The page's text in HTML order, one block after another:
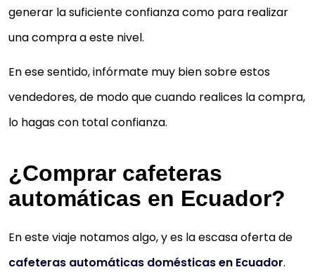
generar la suficiente confianza como para realizar
una compra a este nivel.
En ese sentido, infórmate muy bien sobre estos
vendedores, de modo que cuando realices la compra,
lo hagas con total confianza.
¿Comprar cafeteras
automáticas en Ecuador?
En este viaje notamos algo, y es la escasa oferta de
cafeteras automáticas domésticas en Ecuador.